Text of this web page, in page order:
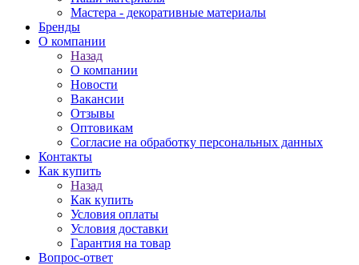
Мастера - декоративные материалы
Бренды
О компании
Назад
О компании
Новости
Вакансии
Отзывы
Оптовикам
Cогласие на обработку персональных данных
Контакты
Как купить
Назад
Как купить
Условия оплаты
Условия доставки
Гарантия на товар
Вопрос-ответ